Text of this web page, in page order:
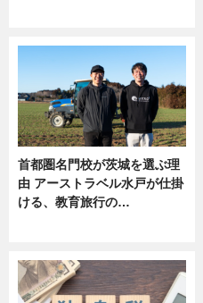
首都圏名門校が茨城を選ぶ理
由 アーストラベル水戸が仕掛
ける、教育旅行の…